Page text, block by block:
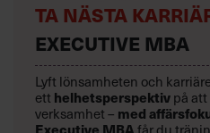
TA NÄSTA
EXECUTIVE MBA
Lyft lönsamheten och
ett helhetsperspektivpå
verksamhet – med